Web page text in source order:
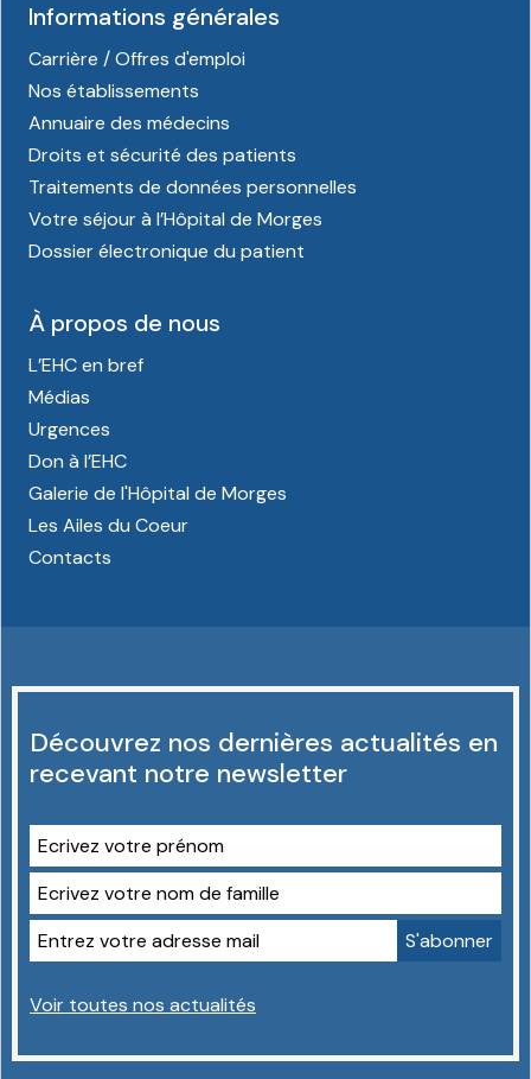
Informations générales
Carrière / Offres d'emploi
Nos établissements
Annuaire des médecins
Droits et sécurité des patients
Traitements de données personnelles
Votre séjour à l’Hôpital de Morges
Dossier électronique du patient
À propos de nous
L’EHC en bref
Médias
Urgences
Don à l’EHC
Galerie de l'Hôpital de Morges
Les Ailes du Coeur
Contacts
Découvrez nos dernières actualités en
recevant notre newsletter
Voir toutes nos actualités